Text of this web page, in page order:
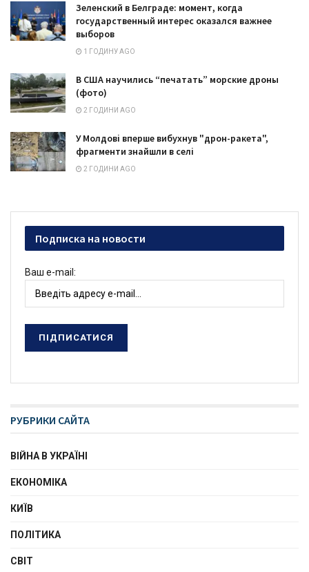
Зеленский в Белграде: момент, когда
государственный интерес оказался важнее
выборов
1 ГОДИНУ AGO
В США научились “печатать” морские дроны
(фото)
2 ГОДИНИ AGO
У Молдові вперше вибухнув "дрон-ракета",
фрагменти знайшли в селі
2 ГОДИНИ AGO
Подписка на новости
Ваш e-mail:
РУБРИКИ САЙТА
ВІЙНА В УКРАЇНІ
ЕКОНОМІКА
КИЇВ
ПОЛІТИКА
СВІТ